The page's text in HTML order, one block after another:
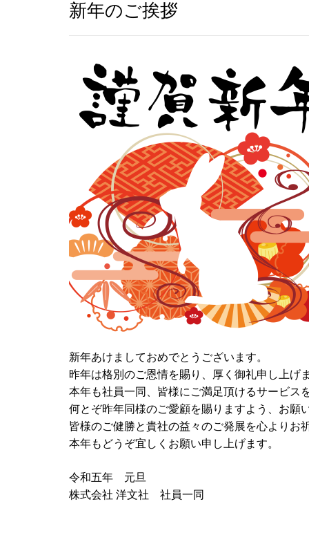
新年のご挨拶
新年あけましておめでとうございます。
昨年は格別のご恩情を賜り、厚く御礼申し上げ
本年も社員一同、皆様にご満足頂けるサービス
何とぞ昨年同様のご愛顧を賜りますよう、お願
皆様のご健勝と貴社の益々のご発展を心よりお
本年もどうぞ宜しくお願い申し上げます。
令和五年 元旦
株式会社 洋文社 社員一同